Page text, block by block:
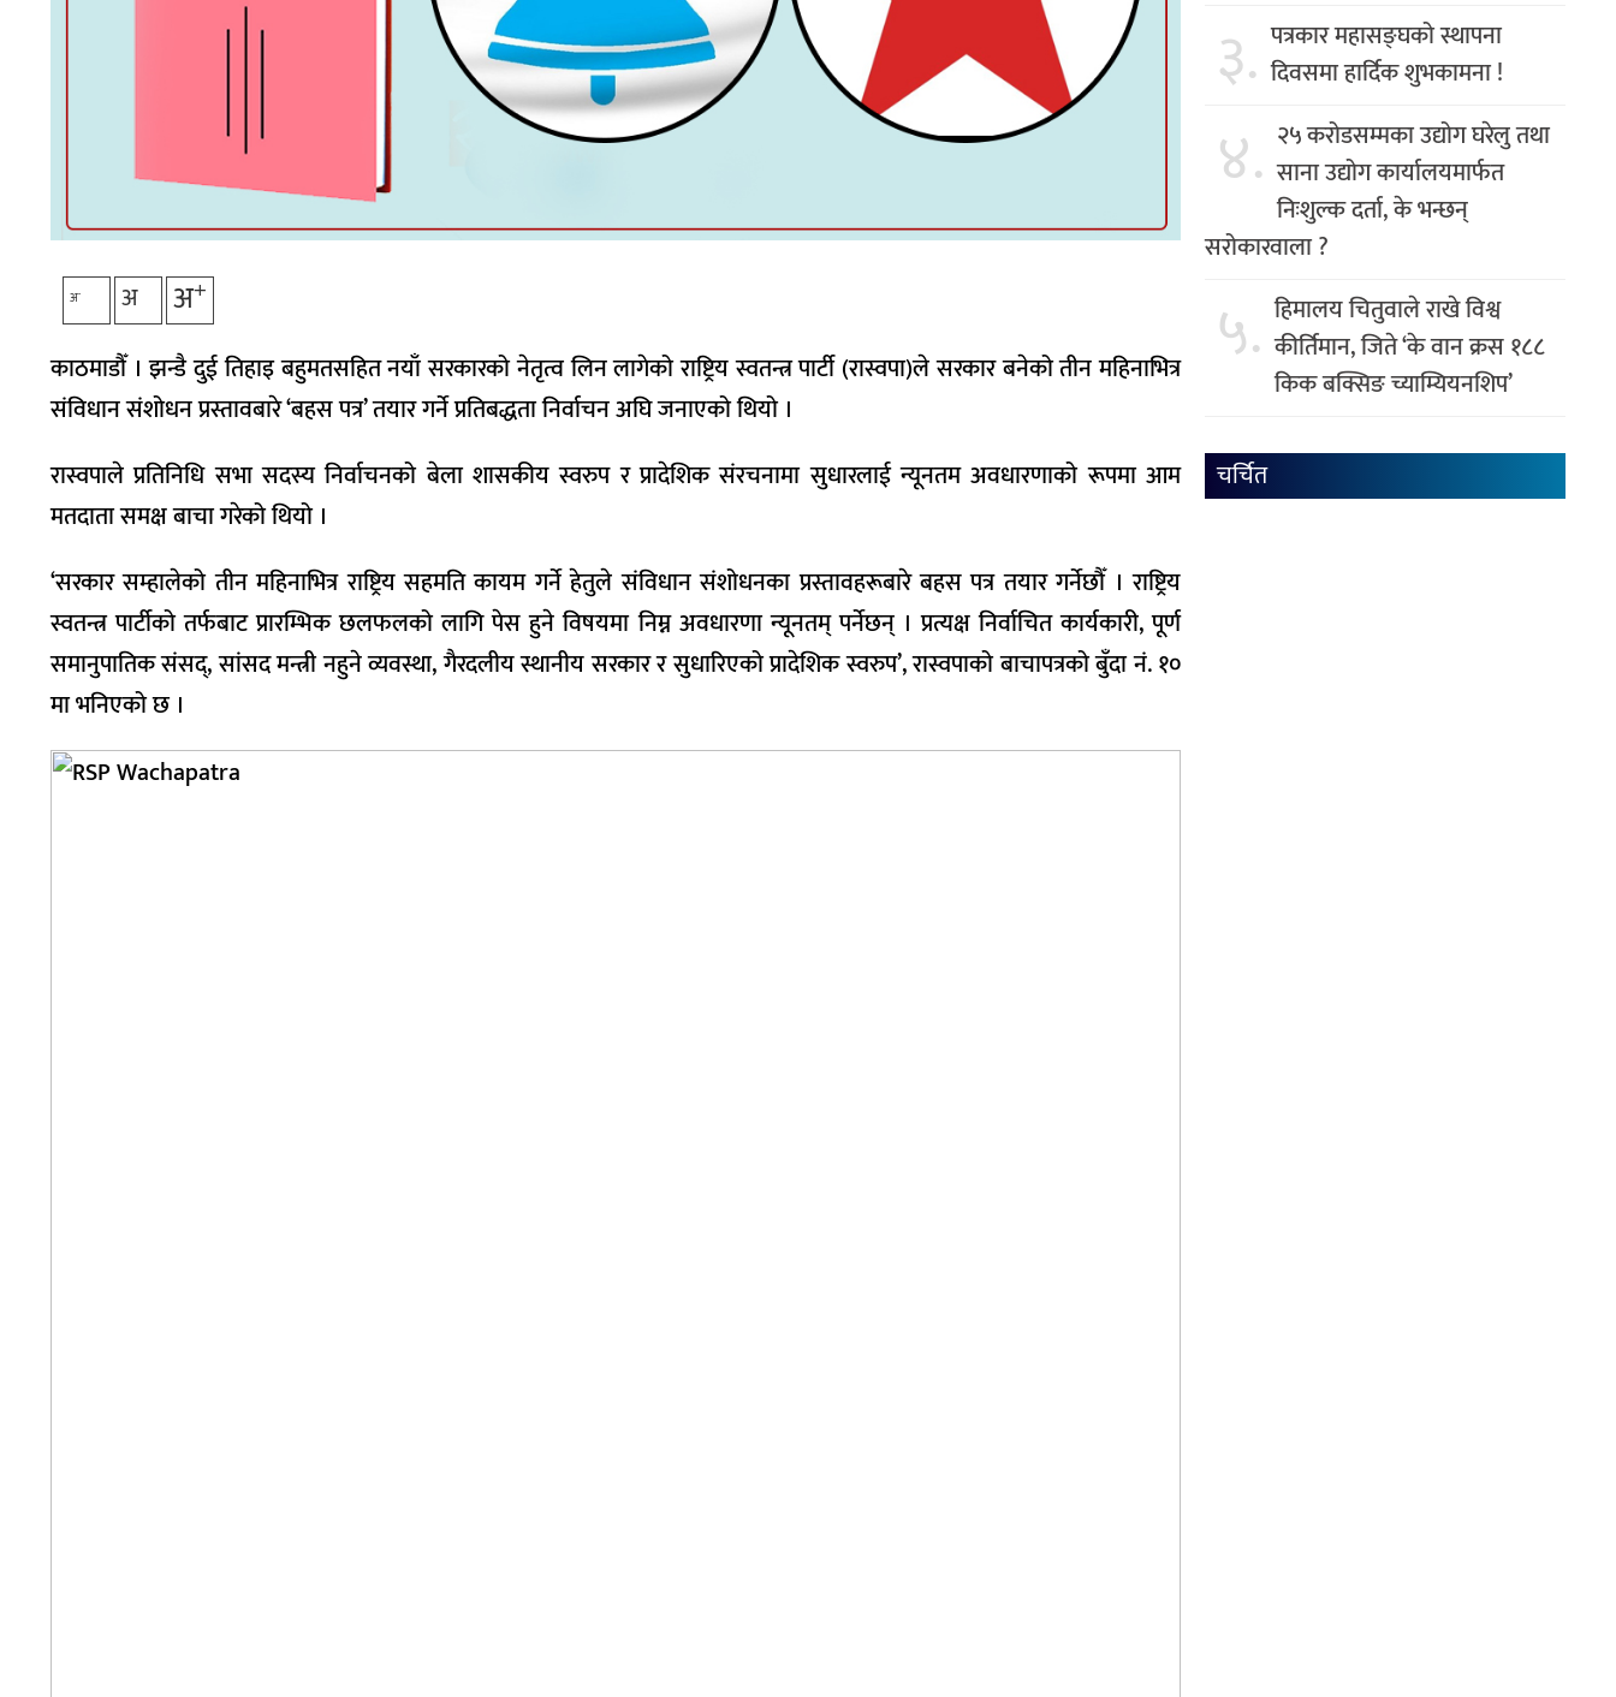
अ- अ अ+
काठमाडौँ । झन्डै दुई तिहाइ बहुमतसहित नयाँ सरकारको नेतृत्व लिन लागेको राष्ट्रिय स्वतन्त्र पार्टी (रास्वपा)ले सरकार बनेको तीन महिनाभित्र
संविधान संशोधन प्रस्तावबारे ‘बहस पत्र’ तयार गर्ने प्रतिबद्धता निर्वाचन अघि जनाएको थियो ।
रास्वपाले प्रतिनिधि सभा सदस्य निर्वाचनको बेला शासकीय स्वरुप र प्रादेशिक संरचनामा सुधारलाई न्यूनतम अवधारणाको रूपमा आम
मतदाता समक्ष बाचा गरेको थियो ।
‘सरकार सम्हालेको तीन महिनाभित्र राष्ट्रिय सहमति कायम गर्ने हेतुले संविधान संशोधनका प्रस्तावहरूबारे बहस पत्र तयार गर्नेछौँ । राष्ट्रिय
स्वतन्त्र पार्टीको तर्फबाट प्रारम्भिक छलफलको लागि पेस हुने विषयमा निम्न अवधारणा न्यूनतम् पर्नेछन् । प्रत्यक्ष निर्वाचित कार्यकारी, पूर्ण
समानुपातिक संसद्, सांसद मन्त्री नहुने व्यवस्था, गैरदलीय स्थानीय सरकार र सुधारिएको प्रादेशिक स्वरुप’, रास्वपाको बाचापत्रको बुँदा नं. १०
मा भनिएको छ ।
३. पत्रकार महासङ्घको स्थापना
दिवसमा हार्दिक शुभकामना !
४. २५ करोडसम्मका उद्योग घरेलु तथा
साना उद्योग कार्यालयमार्फत
निःशुल्क दर्ता, के भन्छन्
सरोकारवाला ?
५. हिमालय चितुवाले राखे विश्व
कीर्तिमान, जिते ‘के वान क्रस १८८
किक बक्सिङ च्याम्यियनशिप’
चर्चित